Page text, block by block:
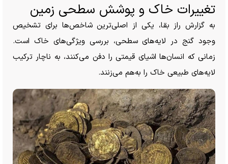
تغییرات خاک و پوشش سطحی زمین
به گزارش راز بقا، یکی از اصلی‌ترین شاخص‌ها برای تشخیص
وجود گنج در لایه‌های سطحی، بررسی ویژگی‌های خاک است.
زمانی که انسان‌ها اشیای قیمتی را دفن می‌کنند، به ناچار ترکیب
لایه‌های طبیعی خاک را به‌هم می‌زنند.